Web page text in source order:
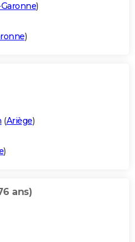
)
)
(Ariège)
)
ans)